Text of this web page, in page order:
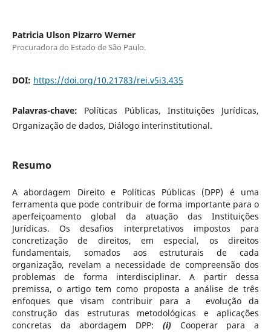
Patricia Ulson Pizarro Werner
Procuradora do Estado de São Paulo.
DOI: https://doi.org/10.21783/rei.v5i3.435
Palavras-chave: Políticas Públicas, Instituições Jurídicas,
Organização de dados, Diálogo interinstitutional.
Resumo
A abordagem Direito e Políticas Públicas (DPP) é uma
ferramenta que pode contribuir de forma importante para o
aperfeiçoamento global da atuação das Instituições
Jurídicas. Os desafios interpretativos impostos para
concretização de direitos, em especial, os direitos
fundamentais, somados aos estruturais de cada
organização, revelam a necessidade de compreensão dos
problemas de forma interdisciplinar. A partir dessa
premissa, o artigo tem como proposta a análise de três
enfoques que visam contribuir para a evolução da
construção das estruturas metodológicas e aplicações
concretas da abordagem DPP: (i)
Cooperar para a